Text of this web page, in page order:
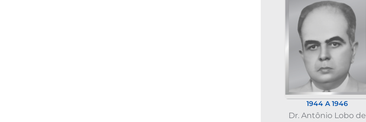
1944 A 1946
Dr. Antônio Lobo de